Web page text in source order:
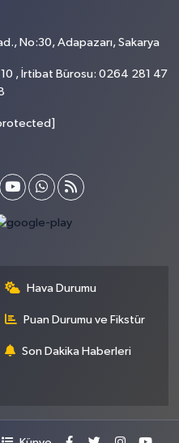
No:30, Adapazarı, Sakarya
, İrtibat Bürosu: 0264 281 47
Hava Durumu
Puan Durumu ve Fikstür
Son Dakika Haberleri